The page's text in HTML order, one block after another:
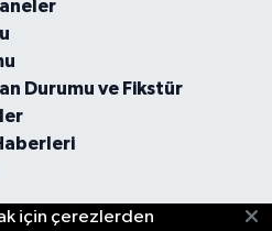
Durumu ve Fikstür
için çerezlerden